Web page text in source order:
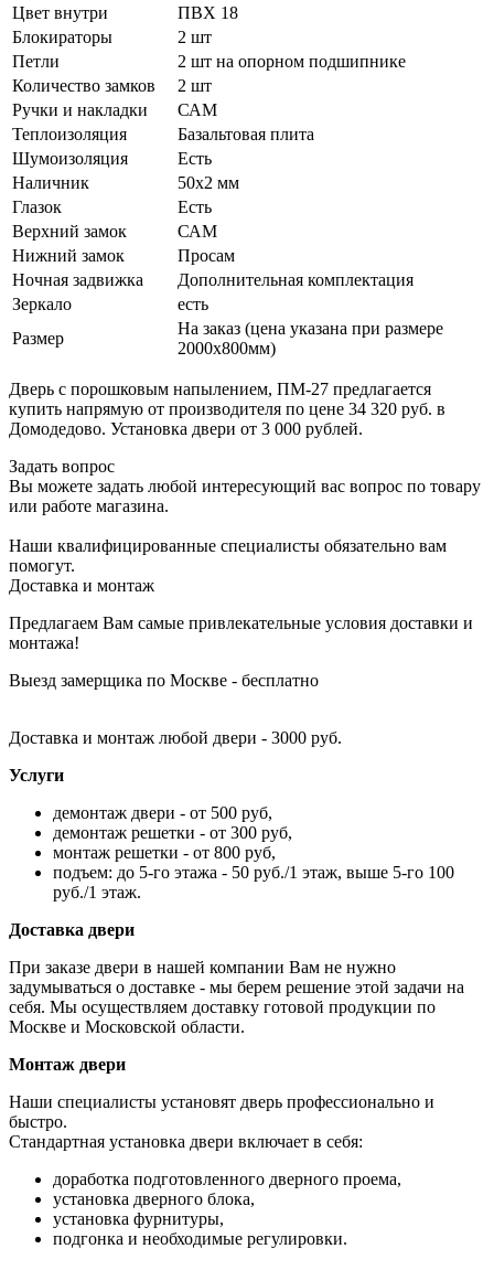
Цвет внутри
ПВХ 18
Блокираторы
2 шт
Петли
2 шт на опорном подшипнике
Количество замков
2 шт
Ручки и накладки
САМ
Теплоизоляция
Базальтовая плита
Шумоизоляция
Есть
Наличник
50х2 мм
Глазок
Есть
Верхний замок
САМ
Нижний замок
Просам
Ночная задвижка
Дополнительная комплектация
Зеркало
есть
Размер
На заказ (цена указана при размере
2000х800мм)
Дверь с порошковым напылением, ПМ-27 предлагается
купить напрямую от производителя по цене 34 320 руб. в
Домодедово. Установка двери от 3 000 рублей.
Задать вопрос
Вы можете задать любой интересующий вас вопрос по товару
или работе магазина.
Наши квалифицированные специалисты обязательно вам
помогут.
Доставка и монтаж
Предлагаем Вам самые привлекательные условия доставки и
монтажа!
Выезд замерщика по Москве - бесплатно
Доставка и монтаж любой двери - 3000 руб.
Услуги
демонтаж двери - от 500 руб,
демонтаж решетки - от 300 руб,
монтаж решетки - от 800 руб,
подъем: до 5-го этажа - 50 руб./1 этаж, выше 5-го 100
руб./1 этаж.
Доставка двери
При заказе двери в нашей компании Вам не нужно
задумываться о доставке - мы берем решение этой задачи на
себя. Мы осуществляем доставку готовой продукции по
Москве и Московской области.
Монтаж двери
Наши специалисты установят дверь профессионально и
быстро.
Стандартная установка двери включает в себя:
доработка подготовленного дверного проема,
установка дверного блока,
установка фурнитуры,
подгонка и необходимые регулировки.